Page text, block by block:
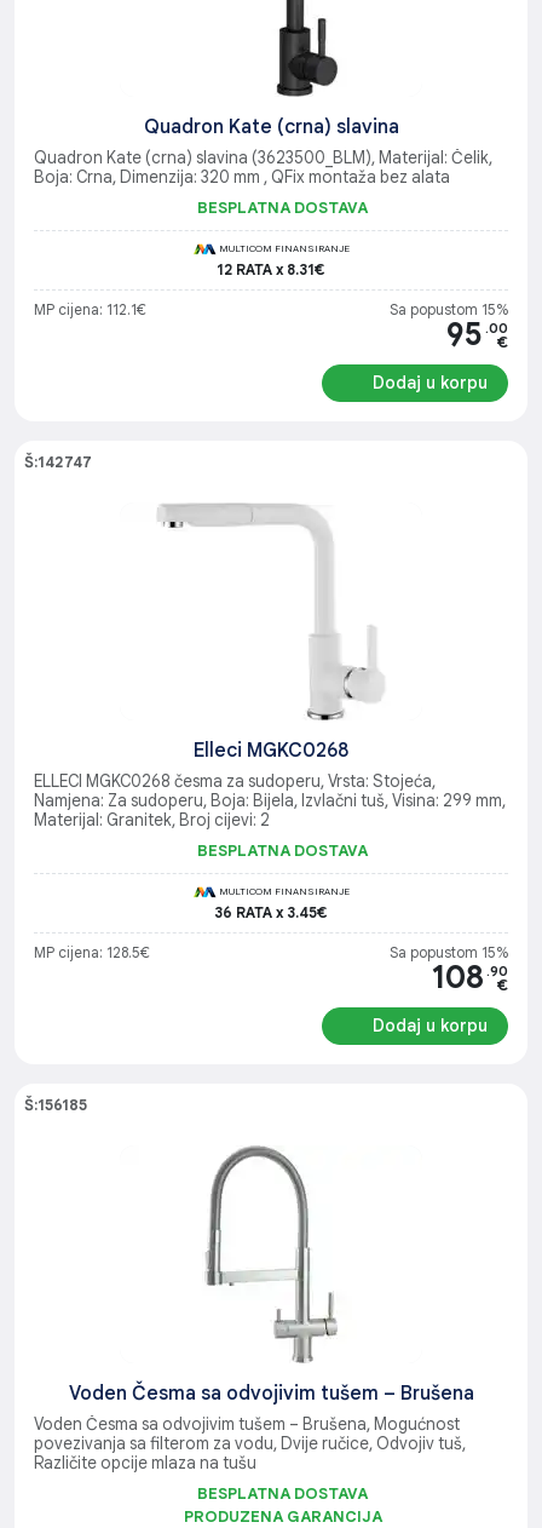
Quadron Kate (crna) slavina
Quadron Kate (crna) slavina (3623500_BLM), Materijal: Čelik,
Boja: Crna, Dimenzija: 320 mm , QFix montaža bez alata
BESPLATNA DOSTAVA
MULTICOM FINANSIRANJE
12 RATA x 8.31€
MP cijena: 112.1€ Sa popustom 15%
95 .00
€
Dodaj u korpu
Š:142747
Elleci MGKC0268
ELLECI MGKC0268 česma za sudoperu, Vrsta: Stojeća,
Namjena: Za sudoperu, Boja: Bijela, Izvlačni tuš, Visina: 299 mm,
Materijal: Granitek, Broj cijevi: 2
BESPLATNA DOSTAVA
MULTICOM FINANSIRANJE
36 RATA x 3.45€
MP cijena: 128.5€ Sa popustom 15%
108 .90
€
Dodaj u korpu
Š:156185
Voden Česma sa odvojivim tušem – Brušena
Voden Česma sa odvojivim tušem – Brušena, Mogućnost
povezivanja sa filterom za vodu, Dvije ručice, Odvojiv tuš,
Različite opcije mlaza na tušu
BESPLATNA DOSTAVA
PRODUZENA GARANCIJA